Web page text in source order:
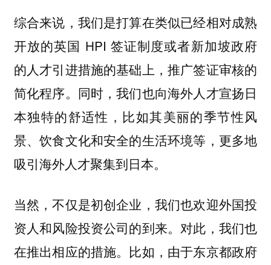
综合来说，我们是打算在类似已经相对成熟
开放的英国 HPI 签证制度或者新加坡政府
的人才引进措施的基础上，推广签证审核的
简化程序。同时，我们也向海外人才宣扬日
本独特的舒适性，比如其美丽的季节性风
景、饮食文化和安全的生活环境等，更多地
吸引海外人才聚集到日本。
当然，不仅是初创企业，我们也欢迎外国投
资人和风险投资公司的到来。对此，我们也
在推出相应的措施。比如，由于东京都政府